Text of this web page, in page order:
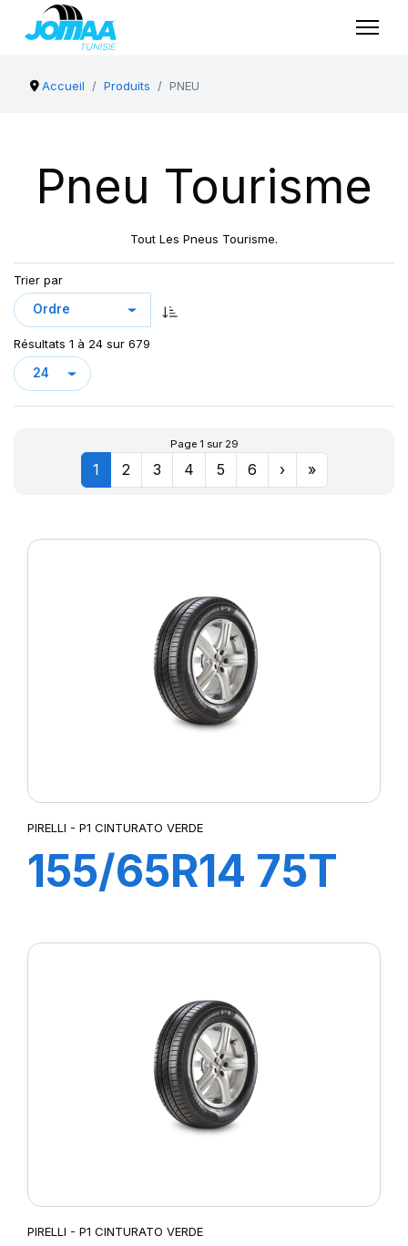
Accueil Produits PNEU
Pneu Tourisme
Tout Les Pneus Tourisme.
Trier par
Résultats 1 à 24 sur 679
Page 1 sur 29
1 2 3 4 5 6 › »
PIRELLI - P1 CINTURATO VERDE
155/65R14 75T
PIRELLI - P1 CINTURATO VERDE